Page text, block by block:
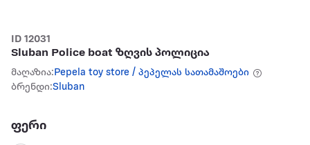
ID 12031
Sluban Police boat ზღვის პოლიცია
მაღაზია:Pepela toy store / პეპელას სათამაშოები
ბრენდი:Sluban
ფერი